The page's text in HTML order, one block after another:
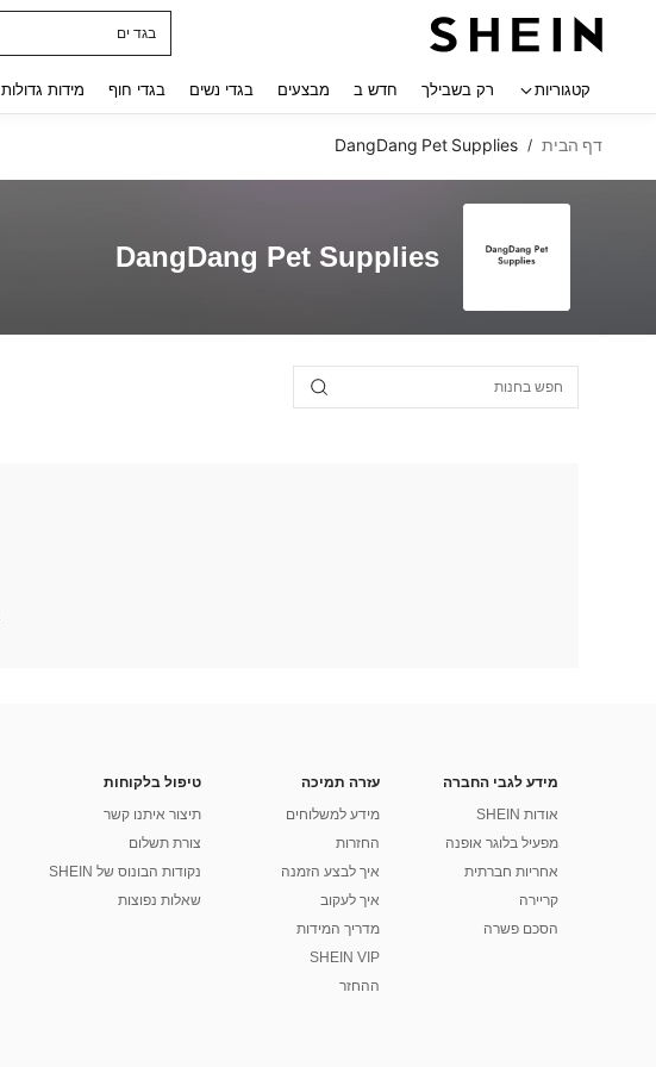
בגד ים
קטגוריות רק בשבילך חדש ב מבצעים בגדי נשים בגדי חוף מידות גדולות
דף הבית /
DangDang Pet Supplies
DangDang Pet Supplies
מידע לגבי החברה
אודות SHEIN
מפעיל בלוגר אופנה
אחריות חברתית
קריירה
הסכם פשרה
עזרה תמיכה
מידע למשלוחים
החזרות
איך לבצע הזמנה
איך לעקוב
מדריך המידות
SHEIN VIP
ההחזר
טיפול בלקוחות
תיצור איתנו קשר
צורת תשלום
נקודות הבונוס של SHEIN
שאלות נפוצות